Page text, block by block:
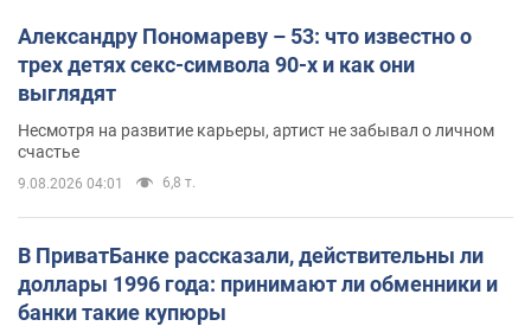
Александру Пономареву – 53: что известно о
трех детях секс-символа 90-х и как они
выглядят
Несмотря на развитие карьеры, артист не забывал о личном
счастье
9.08.2026 04:01 6,8 т.
В ПриватБанке рассказали, действительны ли
доллары 1996 года: принимают ли обменники и
банки такие купюры